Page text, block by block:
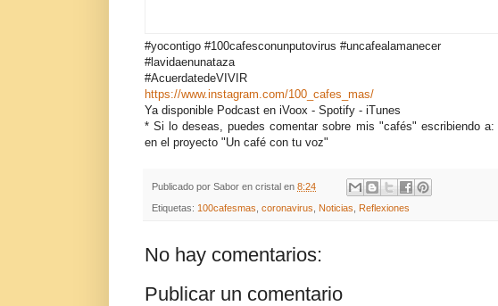
#yocontigo #100cafesconunputovirus #uncafealamanecer
#lavidaenunataza
#AcuerdatedeVIVIR
https://www.instagram.com/100_cafes_mas/
Ya disponible Podcast en iVoox - Spotify - iTunes
* Si lo deseas, puedes comentar sobre mis "cafés" escribiendo a:
en el proyecto "Un café con tu voz"
Publicado por Sabor en cristal en 8:24
Etiquetas: 100cafesmas coronavirus Noticias Reflexiones
No hay comentarios:
Publicar un comentario